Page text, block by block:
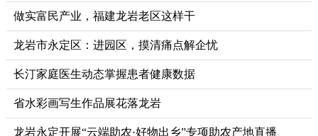
做实富民产业，福建龙岩老区这样干
龙岩市永定区：进园区，摸清痛点解企忧
长汀家庭医生动态掌握患者健康数据
省水彩画写生作品展花落龙岩
龙岩永定开展“云端助农·好物出乡”专项助农产地直播